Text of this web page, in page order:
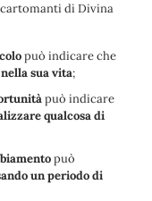
di Divina
può indicare che
sua vita;
può indicare
qualcosa di
può
un periodo di